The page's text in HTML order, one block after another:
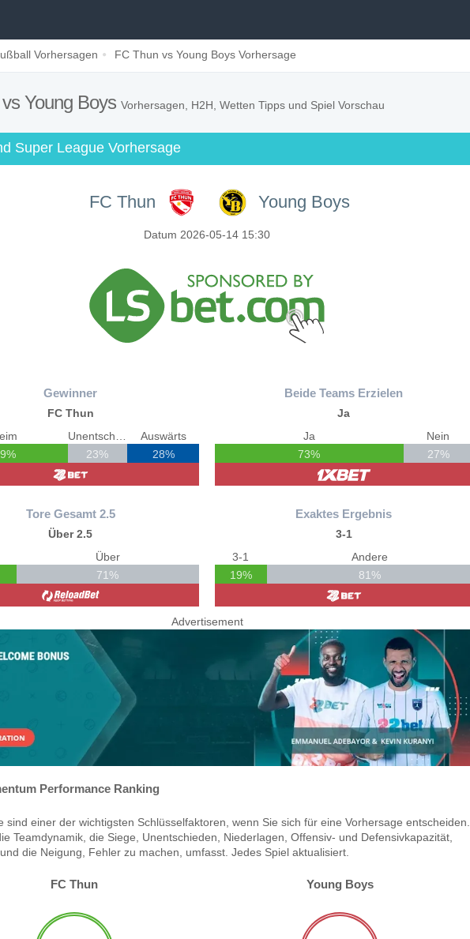
Vorhersagen FC Thun vs Young Boys Vorhersage
Young Boys Vorhersagen, H2H, Wetten Tipps und Spiel Vorschau
Super League Vorhersage
FC Thun Young Boys
Datum 2026-05-14 15:30
Gewinner
FC Thun
23%
Auswärts
28%
Tore Gesamt 2.5
Über 2.5
Über
71%
Beide Teams Erzielen
Ja
Ja
73%
Nein
27%
Exaktes Ergebnis
3-1
3-1
19%
Andere
81%
Advertisement
Performance Ranking
sind einer der wichtigsten Schlüsselfaktoren, wenn Sie sich für eine Vorhersage entscheiden.
Teamdynamik, die Siege, Unentschieden, Niederlagen, Offensiv- und Defensivkapazität,
die Neigung, Fehler zu machen, umfasst. Jedes Spiel aktualisiert.
FC Thun Young Boys